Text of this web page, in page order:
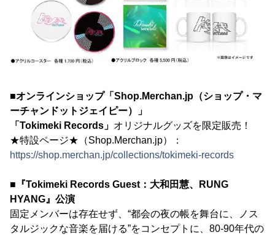
■オンラインショップ「Shop.Merchan.jp（ショップ・マ
ーチャンドットジェイピー）」
「Tokimeki Records」 オリジナルグッズを限定販売！
★特設ページ★（Shop.Merchan.jp）：
https://shop.merchan.jp/collections/tokimeki-records
■『Tokimeki Records Guest：大和田慧、RUNG
HYANG』公演
固定メンバーは存在せず、“都会の夜の帳を舞台に、ノス
タルジックな音楽を届ける”をコンセプトに、80-90年代の